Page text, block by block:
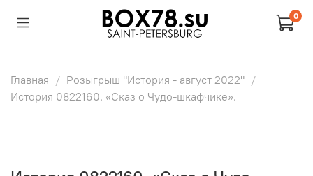
0
Главная
Розыгрыш "История - август 2022"
История 0822160. «Сказ о Чудо-шкафчике».